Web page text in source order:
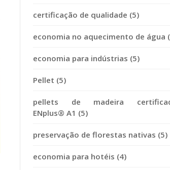
certificação de qualidade (5)
economia no aquecimento de água
economia para indústrias (5)
Pellet (5)
pellets de madeira
ENplus® A1 (5)
preservação de florestas nativas (5)
economia para hotéis (4)